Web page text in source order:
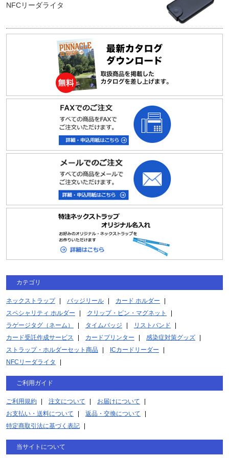
NFCリーダライタ
カテゴリ
ネックストラップ バッジリール
カード ホルダー
スペシャリティ ホルダー
クリップ・ピン・マグネット
ラゲージタグ（ネーム）
タイムバッジ
リストバンド
カード受託作成サービス
カードプリンター
感染症対策グッズ
ストラップ・ホルダーセット商品
ICカードリーダー
NFCリーダライタ
ご利用ガイド
ご利用規約 注文について
お届けについて
お支払い・送料について
返品・交換について
特定商取引法に基づく表記
当サイトについて